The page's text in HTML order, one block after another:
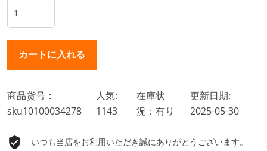
商品货号：
sku10100034278
人気:
1143
在庫状
況：有り
更新日期:
2025-05-30
いつも当店をお利用いただき誠にありがとうございます。